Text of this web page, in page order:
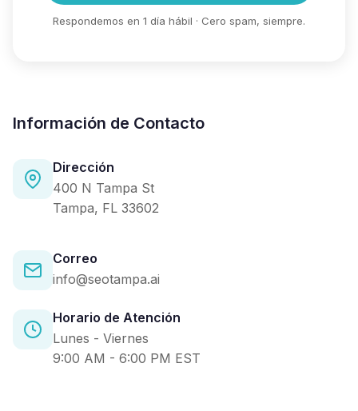
Respondemos en 1 día hábil · Cero spam, siempre.
Información de Contacto
Dirección
400 N Tampa St
Tampa, FL 33602
Correo
info@seotampa.ai
Horario de Atención
Lunes - Viernes
9:00 AM - 6:00 PM EST